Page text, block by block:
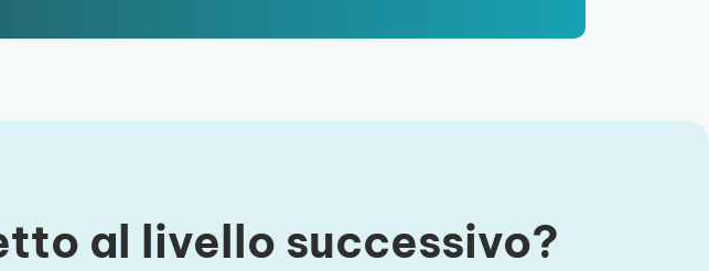
al livello successivo?